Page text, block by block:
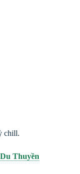
chill.
Thuyền